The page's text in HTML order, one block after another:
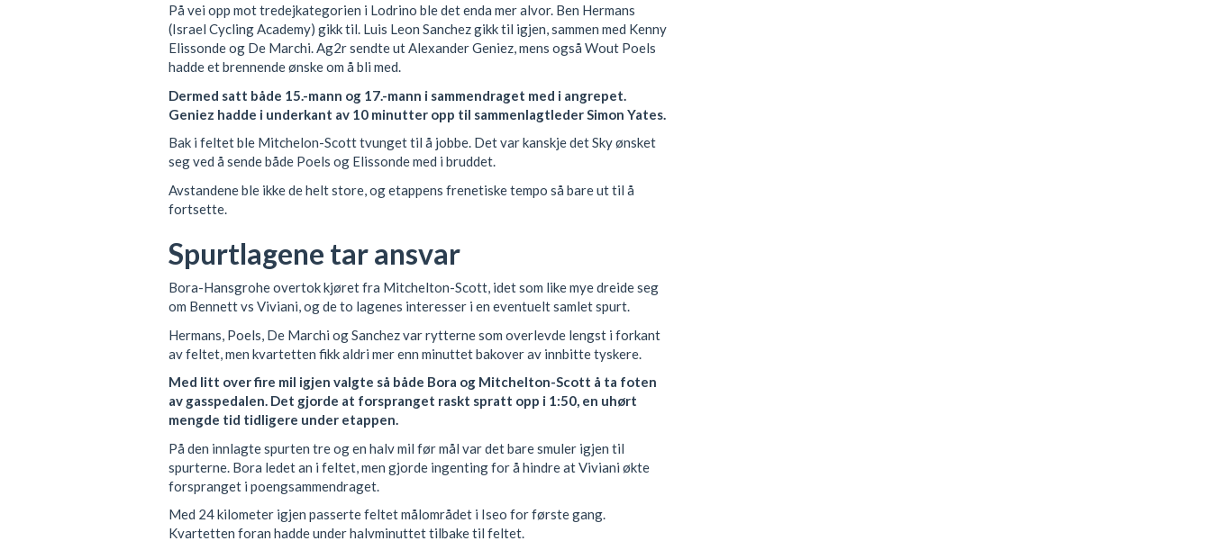
På vei opp mot tredejkategorien i Lodrino ble det enda mer alvor. Ben Hermans
(Israel Cycling Academy) gikk til. Luis Leon Sanchez gikk til igjen, sammen med Kenny
Elissonde og De Marchi. Ag2r sendte ut Alexander Geniez, mens også Wout Poels
hadde et brennende ønske om å bli med.
Dermed satt både 15.-mann og 17.-mann i sammendraget med i angrepet.
Geniez hadde i underkant av 10 minutter opp til sammenlagtleder Simon Yates.
Bak i feltet ble Mitchelon-Scott tvunget til å jobbe. Det var kanskje det Sky ønsket
seg ved å sende både Poels og Elissonde med i bruddet.
Avstandene ble ikke de helt store, og etappens frenetiske tempo så bare ut til å
fortsette.
Spurtlagene tar ansvar
Bora-Hansgrohe overtok kjøret fra Mitchelton-Scott, idet som like mye dreide seg
om Bennett vs Viviani, og de to lagenes interesser i en eventuelt samlet spurt.
Hermans, Poels, De Marchi og Sanchez var rytterne som overlevde lengst i forkant
av feltet, men kvartetten fikk aldri mer enn minuttet bakover av innbitte tyskere.
Med litt over fire mil igjen valgte så både Bora og Mitchelton-Scott å ta foten
av gasspedalen. Det gjorde at forspranget raskt spratt opp i 1:50, en uhørt
mengde tid tidligere under etappen.
På den innlagte spurten tre og en halv mil før mål var det bare smuler igjen til
spurterne. Bora ledet an i feltet, men gjorde ingenting for å hindre at Viviani økte
forspranget i poengsammendraget.
Med 24 kilometer igjen passerte feltet målområdet i Iseo for første gang.
Kvartetten foran hadde under halvminuttet tilbake til feltet.